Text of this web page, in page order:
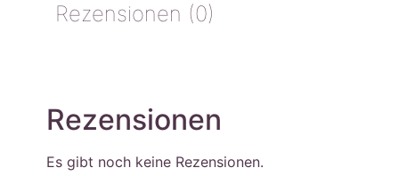
Rezensionen (0)
Rezensionen
Es gibt noch keine Rezensionen.